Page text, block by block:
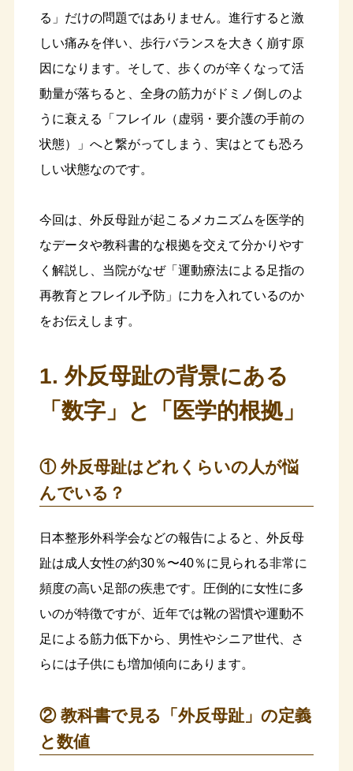
る」だけの問題ではありません。進行すると激
しい痛みを伴い、歩行バランスを大きく崩す原
因になります。そして、歩くのが辛くなって活
動量が落ちると、全身の筋力がドミノ倒しのよ
うに衰える「フレイル（虚弱・要介護の手前の
状態）」へと繋がってしまう、実はとても恐ろ
しい状態なのです。
今回は、外反母趾が起こるメカニズムを医学的
なデータや教科書的な根拠を交えて分かりやす
く解説し、当院がなぜ「運動療法による足指の
再教育とフレイル予防」に力を入れているのか
をお伝えします。
1. 外反母趾の背景にある
「数字」と「医学的根拠」
① 外反母趾はどれくらいの人が悩
んでいる？
日本整形外科学会などの報告によると、外反母
趾は成人女性の約30％〜40％に見られる非常に
頻度の高い足部の疾患です。圧倒的に女性に多
いのが特徴ですが、近年では靴の習慣や運動不
足による筋力低下から、男性やシニア世代、さ
らには子供にも増加傾向にあります。
② 教科書で見る「外反母趾」の定義
と数値